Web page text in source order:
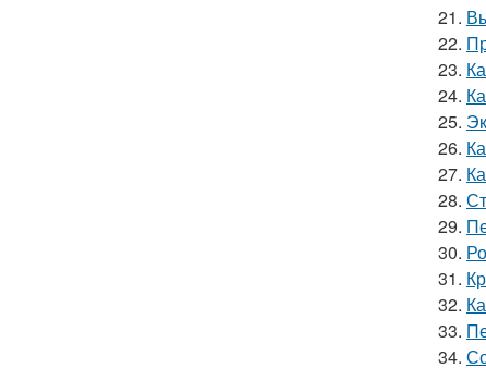
21.
22.
23.
24.
25.
26.
27.
28.
29.
30.
31.
32.
33.
34.